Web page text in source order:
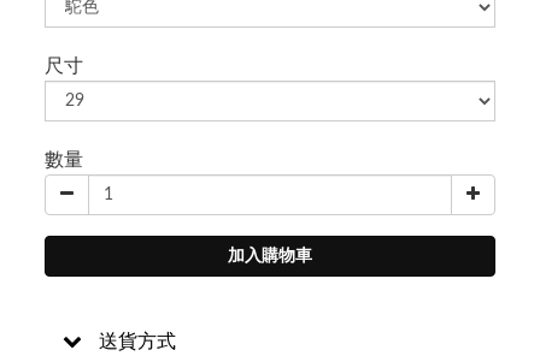
尺寸
數量
加入購物車
送貨方式